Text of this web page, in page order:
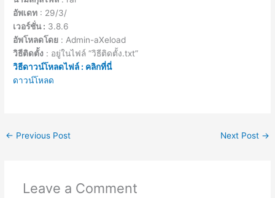
อัพเดท : 29/3/
เวอร์ชั่น : 3.8.6
อัพโหลดโดย : Admin-aXeload
วิธีติดตั้ง : อยู่ในไฟล์ “วิธีติดตั้ง.txt”
วิธีดาวน์โหลดไฟล์ : คลิกที่นี่
ดาวน์โหลด
← Previous Post Next Post →
Leave a Comment